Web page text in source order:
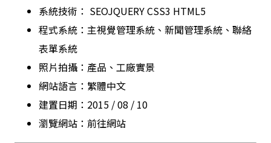
系統技術： SEOJQUERYCSS3 HTML5
程式系統：主視覺管理系統、新聞管理系統、聯絡
表單系統
照片拍攝：產品 、工廠實景
網站語言：繁體中文
建置日期：2015 / 08 / 10
瀏覽網站： 前往網站